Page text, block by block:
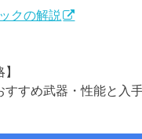
クの解説
すすめ武器・性能と入